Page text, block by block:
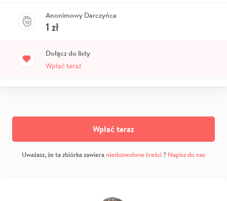
Anonimowy Darczyńca
1 zł
Dołącz do listy
Wpłać teraz
Wpłać teraz
Uważasz, że ta zbiórka zawiera niedozwolone treści? Napisz do nas